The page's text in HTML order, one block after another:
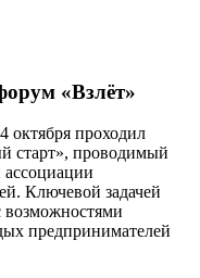
«Взлёт»
проходил
старт», проводимый
Ключевой задачей
возможностями
предпринимателей